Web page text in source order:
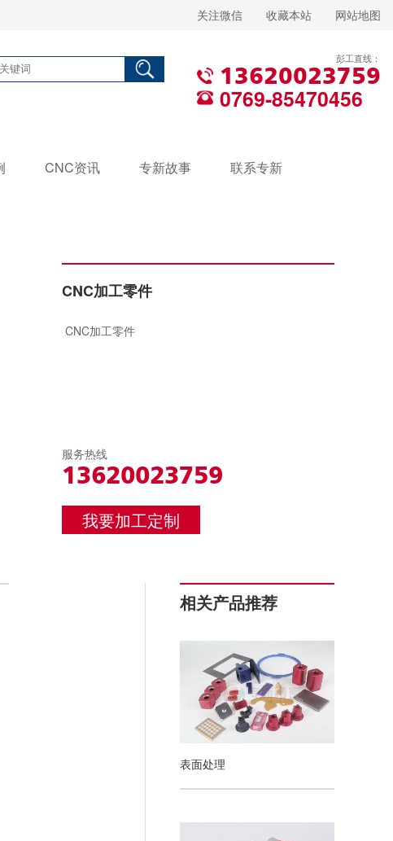
关注微信 收藏本站 网站地图
彭工直线：
13620023759
0769-85470456
CNC资讯 专新故事 联系专新
CNC加工零件
CNC加工零件
服务热线
13620023759
我要加工定制
相关产品推荐
表面处理